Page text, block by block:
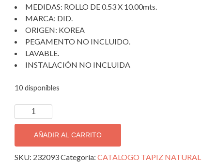
MEDIDAS: ROLLO DE 0.53 X 10.00mts.
MARCA: DID.
ORIGEN: KOREA
PEGAMENTO NO INCLUIDO.
LAVABLE.
INSTALACIÓN NO INCLUIDA
10 disponibles
PAPEL
TAPIZ
DECORATIVO
IMPORTADO
NF232093.
AÑADIR AL CARRITO
SKU: 232093Categoría: CATALOGO TAPIZ NATURAL